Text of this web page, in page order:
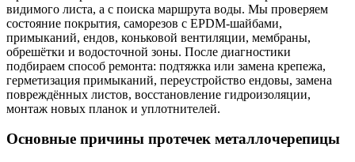
видимого листа, а с поиска маршрута воды. Мы проверяем
состояние покрытия, саморезов с EPDM-шайбами,
примыканий, ендов, коньковой вентиляции, мембраны,
обрешётки и водосточной зоны. После диагностики
подбираем способ ремонта: подтяжка или замена крепежа,
герметизация примыканий, переустройство ендовы, замена
повреждённых листов, восстановление гидроизоляции,
монтаж новых планок и уплотнителей.
Основные причины протечек металлочерепицы